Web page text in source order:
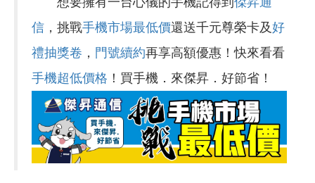
信 ，挑戰手機市場最低價還送千元尊榮卡及好
禮抽獎卷 ， 門號續約再享高額優惠！快來看看
手機超低價格 ！買手機．來傑昇．好節省！